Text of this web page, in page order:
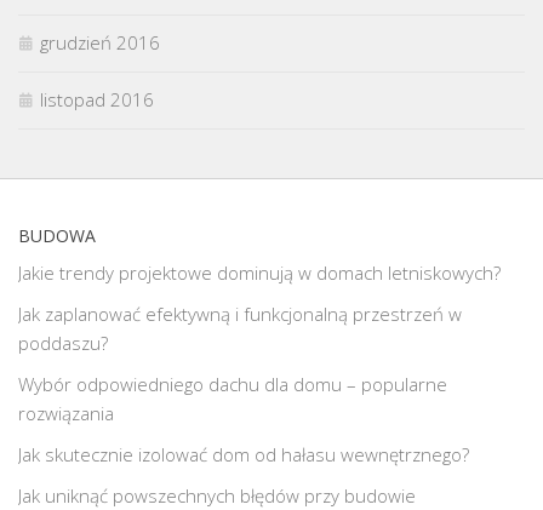
grudzień 2016
listopad 2016
BUDOWA
Jakie trendy projektowe dominują w domach letniskowych?
Jak zaplanować efektywną i funkcjonalną przestrzeń w
poddaszu?
Wybór odpowiedniego dachu dla domu – popularne
rozwiązania
Jak skutecznie izolować dom od hałasu wewnętrznego?
Jak uniknąć powszechnych błędów przy budowie